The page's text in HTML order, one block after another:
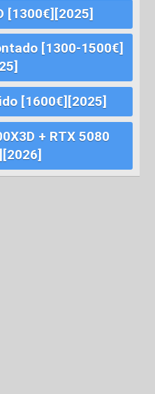
[1300€][2025]
[1300-1500€]
[1600€][2025]
+ RTX 5080